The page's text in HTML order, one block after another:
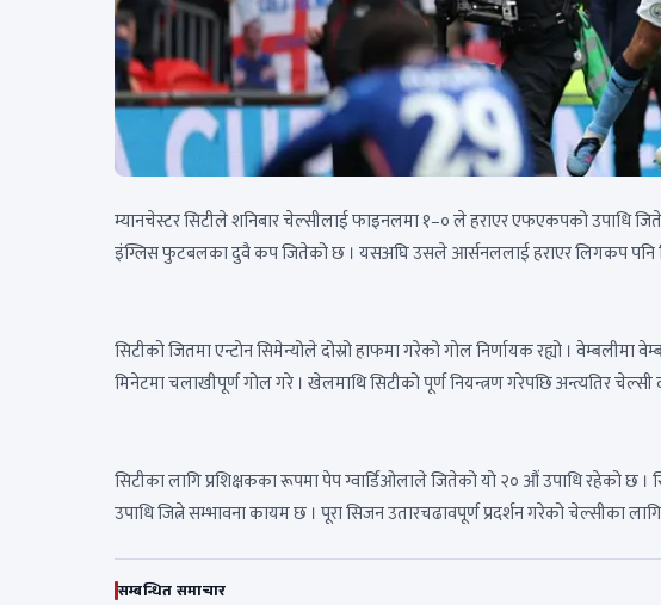
म्यानचेस्टर सिटीले शनिबार चेल्सीलाई फाइनलमा १–० ले हराएर एफएकपको
इंग्लिस फुटबलका दुवै कप जितेको छ । यसअघि उसले आर्सनललाई हराएर लिगकप पनि
सिटीको जितमा एन्टोन सिमेन्योले दोस्रो हाफमा गरेको गोल निर्णायक रह्यो ।
मिनेटमा चलाखीपूर्ण गोल गरे । खेलमाथि सिटीको पूर्ण नियन्त्रण गरेपछि अन्त्यतिर चेल्सी
सिटीका लागि प्रशिक्षकका रूपमा पेप ग्वार्डिओलाले जितेको यो २० औं उपाधि रहेको छ ।
उपाधि जित्ने सम्भावना कायम छ । पूरा सिजन उतारचढावपूर्ण प्रदर्शन गरेको चेल्सीका
सम्बन्धित समाचार